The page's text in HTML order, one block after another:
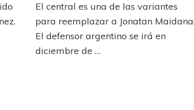
rescindió
vínculo
El central es una de las variantes
para reemplazar a Jonatan
El defensor argentino se irá en
diciembre de …